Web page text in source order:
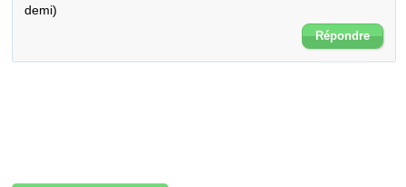
demi)
Répondre